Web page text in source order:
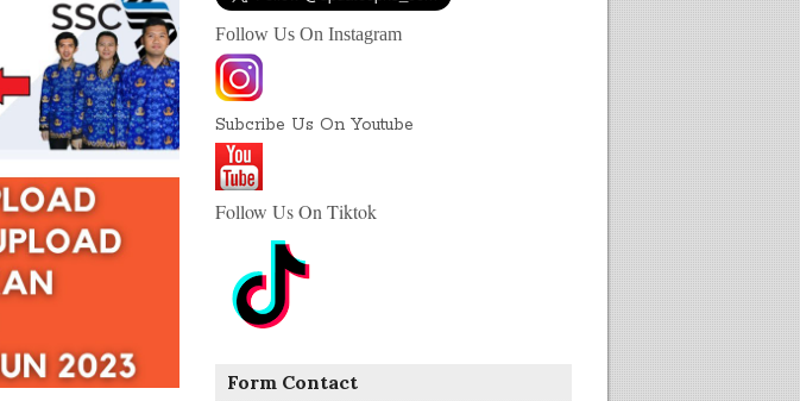
Follow Us On Instagram
Subcribe Us On Youtube
Follow Us On Tiktok
Form Contact